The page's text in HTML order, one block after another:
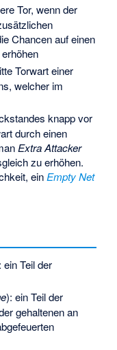
Tor, wenn der
Chancen auf einen
Torwart einer
welcher im
knapp vor
durch einen
Extra Attacker
zu erhöhen.
ein Empty Net
ein Teil der
): ein Teil der
gehaltenen an